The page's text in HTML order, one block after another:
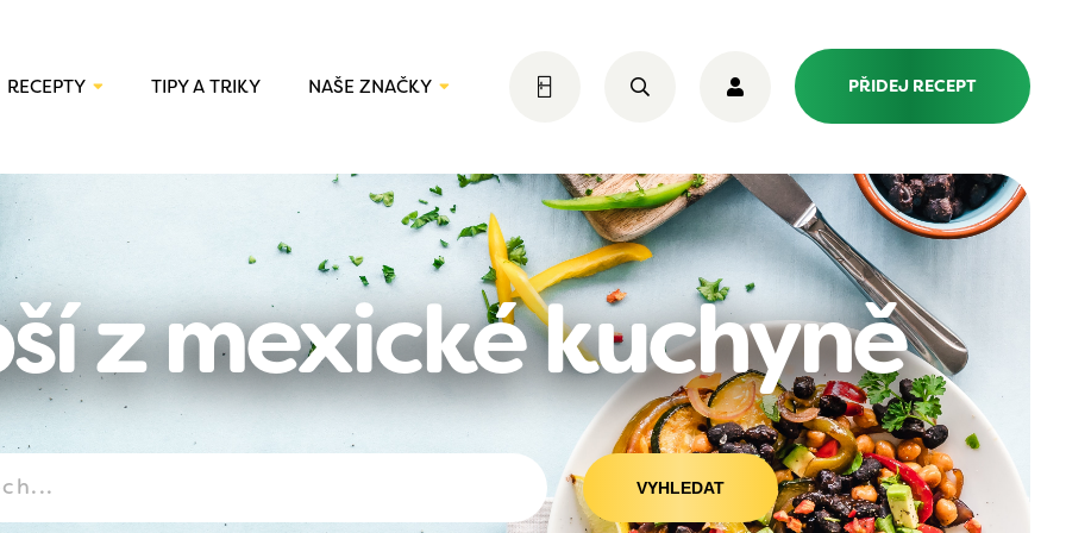
RECEPTY TIPY A TRIKY NAŠE ZNAČKY PŘIDEJ RECEPT
z mexické kuchyně
VYHLEDAT